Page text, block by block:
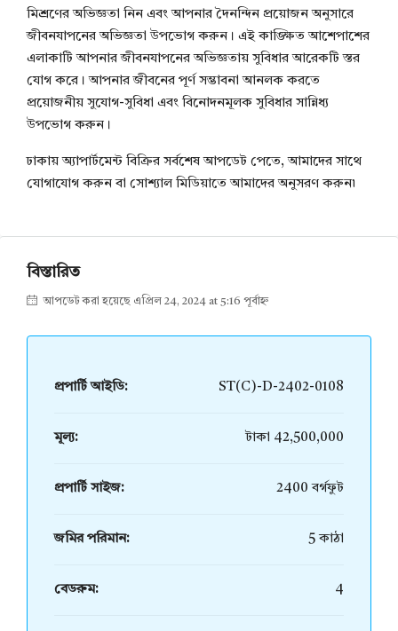
মিশ্রণের অভিজ্ঞতা নিন এবং আপনার দৈনন্দিন প্রয়োজন অনুসারে
জীবনযাপনের অভিজ্ঞতা উপভোগ করুন। এই কাঙ্ক্ষিত আশেপাশের
এলাকাটি আপনার জীবনযাপনের অভিজ্ঞতায় সুবিধার আরেকটি স্তর
যোগ করে। আপনার জীবনের পূর্ণ সম্ভাবনা আনলক করতে
প্রয়োজনীয় সুযোগ-সুবিধা এবং বিনোদনমূলক সুবিধার সান্নিধ্য
উপভোগ করুন।
ঢাকায় অ্যাপার্টমেন্ট বিক্রির সর্বশেষ আপডেট পেতে, আমাদের সাথে
যোগাযোগ করুন বা সোশ্যাল মিডিয়াতে আমাদের অনুসরণ করুন৷
বিস্তারিত
আপডেট করা হয়েছে এপ্রিল 24, 2024 at 5:16 পূর্বাহ্ন
প্রপার্টি আইডি: ST(C)-D-2402-0108
মূল্য: টাকা 42,500,000
প্রপার্টি সাইজ: 2400 বর্গফুট
জমির পরিমান: 5 কাঠা
বেডরুম: 4